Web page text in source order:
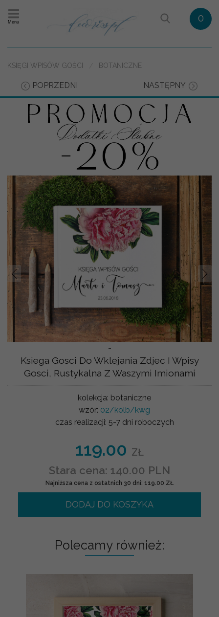
Menu 0
KSIĘGI WPISÓW GOŚCI BOTANICZNE
POPRZEDNI NASTĘPNY
-
Prev
Ksiega Gosci Do Wklejania Zdjec I Wpisy
Gosci, Rustykalna Z Waszymi Imionami
kolekcja: botaniczne
wzór: 02/kolb/kwg
czas realizacji: 5-7 dni roboczych
119.00 ZŁ
Stara cena: 140.00 PLN
Najniższa cena z ostatnich 30 dni: 119.00 ZŁ
DODAJ DO KOSZYKA
Polecamy również: